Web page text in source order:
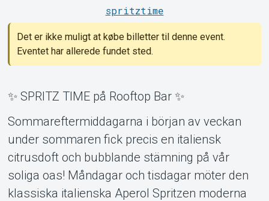
Support
Om Tickster
spritztime
Det er ikke muligt at købe billetter til denne event.
Eventet har allerede fundet sted.
✨ SPRITZ TIME på Rooftop Bar ✨
Sommareftermiddagarna i början av veckan
under sommaren fick precis en italiensk
citrusdoft och bubblande stämning på vår
soliga oas! Måndagar och tisdagar möter den
klassiska italienska Aperol Spritzen moderna